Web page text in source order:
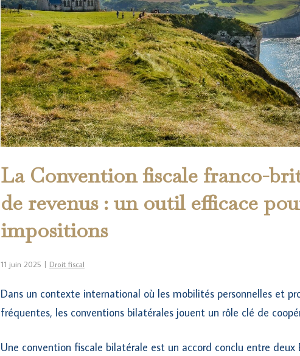
La Convention fiscale franco-
de revenus : un outil efficace
impositions
11 juin 2025 Droit fiscal
Dans un contexte international où les mobilités personnelles et
fréquentes, les conventions bilatérales jouent un rôle clé de
Une convention fiscale bilatérale est un accord conclu entre